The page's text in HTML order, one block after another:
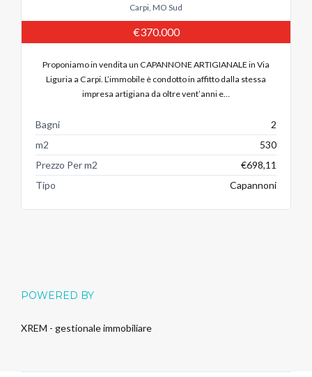
Carpi, MO Sud
€370.000
Proponiamo in vendita un CAPANNONE ARTIGIANALE in Via
Liguria a Carpi. L’immobile è condotto in affitto dalla stessa
impresa artigiana da oltre vent’anni e…
Bagni
2
m2
530
Prezzo Per m2
€698,11
Tipo
Capannoni
POWERED BY
XREM - gestionale immobiliare